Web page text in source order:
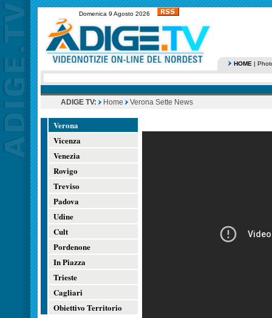
Domenica 9 Agosto 2026
HOME |
ADIGE TV: Home Verona Sette News
Verona
Vicenza
Venezia
Rovigo
Treviso
Padova
Udine
Cult
Pordenone
In Piazza
Trieste
Cagliari
Obiettivo Territorio